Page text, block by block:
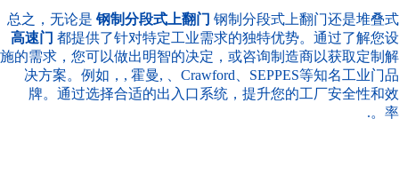
总之，无论是钢制分段式上翻门 钢制分段式上翻门还是堆叠式
高速门 都提供了针对特定工业需求的独特优势。通过了解您设
施的需求，您可以做出明智的决定，或咨询制造商以获取定制解
决方案。例如，, 霍曼, 、Crawford、SEPPES等知名工业门品
牌。通过选择合适的出入口系统，提升您的工厂安全性和效
率。.